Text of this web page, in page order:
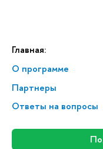
Главная:
О программе
Партнеры
Ответы на вопросы